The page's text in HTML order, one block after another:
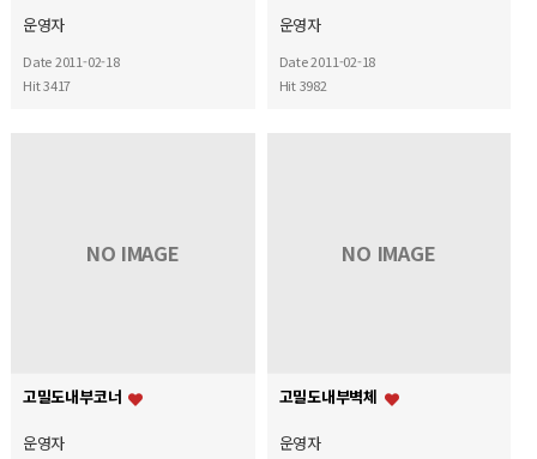
운영자
Date 2011-02-18
Hit 3417
운영자
Date 2011-02-18
Hit 3982
NO IMAGE
고밀도내부코너
운영자
NO IMAGE
고밀도내부벽체
운영자